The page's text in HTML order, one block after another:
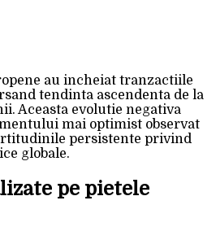
au incheiat tranzactiile
tendinta ascendenta de la
Aceasta evolutie negativa
mai optimist observat
persistente privind
globale.
pe pietele